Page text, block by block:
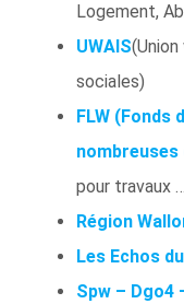
Logement,
UWAIS
sociales)
FLW (Fonds
nombreuses
pour travaux
Région
Les Echos
Spw – Dgo4